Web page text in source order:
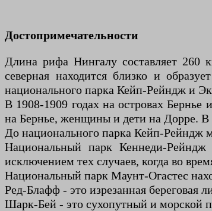
Достопримечательности
Длина рифа Нингалу составляет 260
северная находится близко и
национального парка Кейп-Рейндж и
В 1908-1909 годах на островах
на Бернье, женщины и дети на Дорре. В
До национального парка Кейп-Рейндж
Национальный парк Кеннеди-
исключением тех случаев, когда во
Национальный парк Маунт-Огастес
Ред-Блафф - это изрезанная береговая
Шарк-Бей - это сухопутный и морской